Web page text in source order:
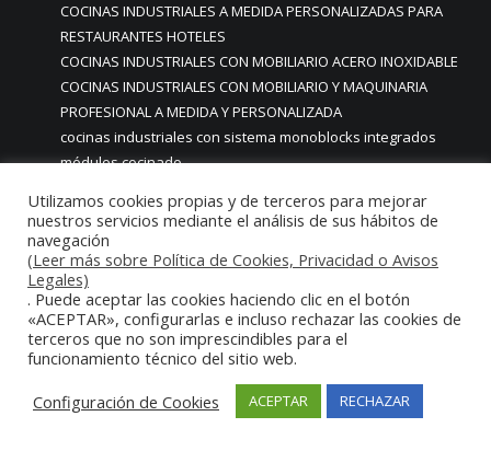
COCINAS INDUSTRIALES A MEDIDA PERSONALIZADAS PARA
RESTAURANTES HOTELES
COCINAS INDUSTRIALES CON MOBILIARIO ACERO INOXIDABLE
COCINAS INDUSTRIALES CON MOBILIARIO Y MAQUINARIA
PROFESIONAL A MEDIDA Y PERSONALIZADA
cocinas industriales con sistema monoblocks integrados
módulos cocinado
COCINAS INDUSTRIALES INTEGRALES DE ACERO INOXIDABLE
EN MADRID
COCINAS INDUSTRIALES MADRID
Cocinas industriales modulares
Cocinas industriales modulares monoblock
cocinas industriales monoblock a medida personalizadas
COCINAS INDUSTRIALES MONOBLOCK ACERO INOXIDABLE EN
COCINAS INDUSTRIALES MONOBLOCK MADRID
Utilizamos cookies propias y de terceros para mejorar
nuestros servicios mediante el análisis de sus hábitos de
navegación
(Leer más sobre Política de Cookies, Privacidad o Avisos
Legales)
. Puede aceptar las cookies haciendo clic en el botón
«ACEPTAR», configurarlas e incluso rechazar las cookies de
terceros que no son imprescindibles para el
funcionamiento técnico del sitio web.
Configuración de Cookies
ACEPTAR RECHAZAR